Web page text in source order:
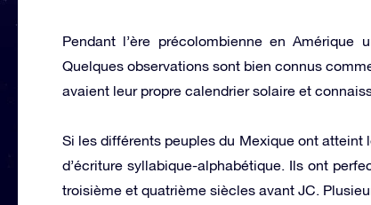
Pendant l’ère précolombienne en
Quelques observations sont bien connus
avaient leur propre calendrier solaire et
Si les différents peuples du Mexique ont
d’écriture syllabique-alphabétique. Ils ont
troisième et quatrième siècles avant JC.